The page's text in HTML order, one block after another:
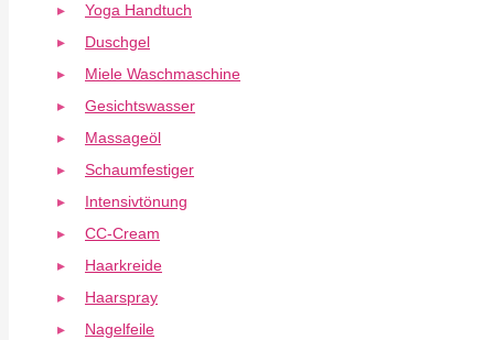
Yoga Handtuch
Duschgel
Miele Waschmaschine
Gesichtswasser
Massageöl
Schaumfestiger
Intensivtönung
CC-Cream
Haarkreide
Haarspray
Nagelfeile